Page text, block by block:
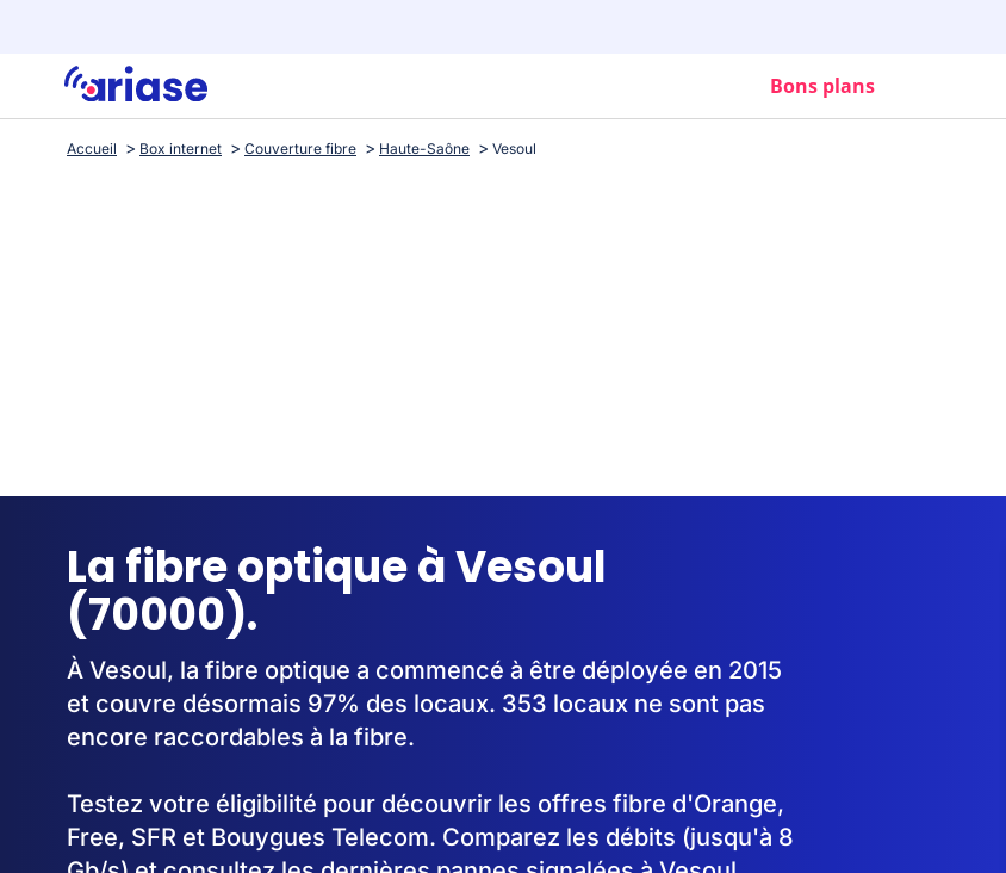
Bons plans
Accueil Box internet Couverture fibre Haute-Saône Vesoul
La fibre optique à Vesoul
(70000).
À Vesoul, la fibre optique a commencé à être déployée en 2015
et couvre désormais 97% des locaux. 353 locaux ne sont pas
encore raccordables à la fibre.
Testez votre éligibilité pour découvrir les offres fibre d'Orange,
Free, SFR et Bouygues Telecom. Comparez les débits (jusqu'à 8